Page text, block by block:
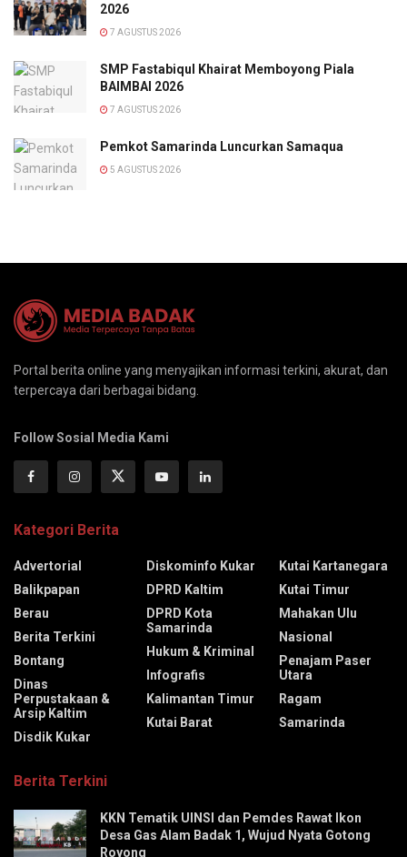
2026
7 AGUSTUS 2026
SMP Fastabiqul Khairat Memboyong Piala
BAIMBAI 2026
7 AGUSTUS 2026
Pemkot Samarinda Luncurkan Samaqua
5 AGUSTUS 2026
Portal berita online yang menyajikan informasi terkini, akurat, dan
terpercaya dari berbagai bidang.
Follow Sosial Media Kami
Kategori Berita
Advertorial
Balikpapan
Berau
Berita Terkini
Bontang
Dinas
Perpustakaan &
Arsip Kaltim
Disdik Kukar
Diskominfo Kukar
DPRD Kaltim
DPRD Kota
Samarinda
Hukum & Kriminal
Infografis
Kalimantan Timur
Kutai Barat
Kutai Kartanegara
Kutai Timur
Mahakan Ulu
Nasional
Penajam Paser
Utara
Ragam
Samarinda
Berita Terkini
KKN Tematik UINSI dan Pemdes Rawat Ikon
Desa Gas Alam Badak 1, Wujud Nyata Gotong
Royong